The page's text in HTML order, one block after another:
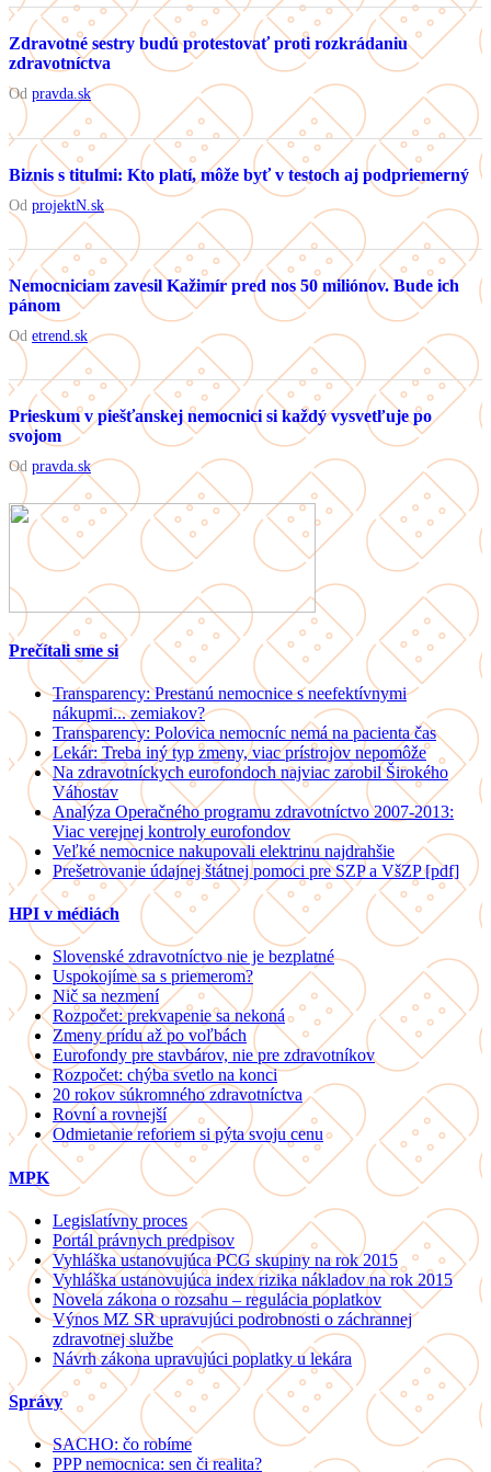
Zdravotné sestry budú protestovať proti rozkrádaniu
zdravotníctva
Od pravda.sk
Biznis s titulmi: Kto platí, môže byť v testoch aj podpriemerný
Od projektN.sk
Nemocniciam zavesil Kažimír pred nos 50 miliónov. Bude ich
pánom
Od etrend.sk
Prieskum v piešťanskej nemocnici si každý vysvetľuje po
svojom
Od pravda.sk
Prečítali sme si
Transparency: Prestanú nemocnice s neefektívnymi
nákupmi... zemiakov?
Transparency: Polovica nemocníc nemá na pacienta čas
Lekár: Treba iný typ zmeny, viac prístrojov nepomôže
Na zdravotníckych eurofondoch najviac zarobil Širokého
Váhostav
Analýza Operačného programu zdravotníctvo 2007-2013:
Viac verejnej kontroly eurofondov
Veľké nemocnice nakupovali elektrinu najdrahšie
Prešetrovanie údajnej štátnej pomoci pre SZP a VšZP [pdf]
HPI v médiách
Slovenské zdravotníctvo nie je bezplatné
Uspokojíme sa s priemerom?
Nič sa nezmení
Rozpočet: prekvapenie sa nekoná
Zmeny prídu až po voľbách
Eurofondy pre stavbárov, nie pre zdravotníkov
Rozpočet: chýba svetlo na konci
20 rokov súkromného zdravotníctva
Rovní a rovnejší
Odmietanie reforiem si pýta svoju cenu
MPK
Legislatívny proces
Portál právnych predpisov
Vyhláška ustanovujúca PCG skupiny na rok 2015
Vyhláška ustanovujúca index rizika nákladov na rok 2015
Novela zákona o rozsahu – regulácia poplatkov
Výnos MZ SR upravujúci podrobnosti o záchrannej
zdravotnej službe
Návrh zákona upravujúci poplatky u lekára
Správy
SACHO: čo robíme
PPP nemocnica: sen či realita?